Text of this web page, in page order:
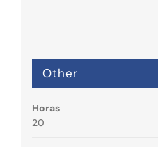
Other
Horas
20